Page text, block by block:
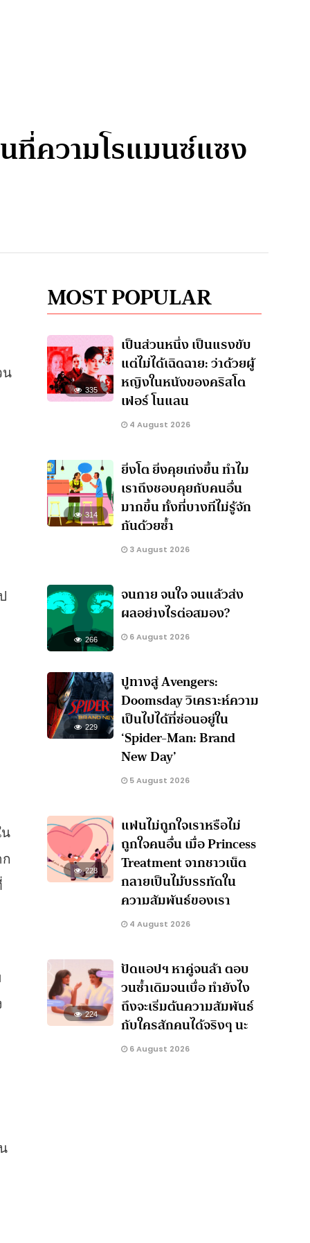
ที่ความโรแมนซ์แซง
น
น
MOST POPULAR
335
เป็นส่วนหนึ่ง เป็นแรงขับ
แต่ไม่ได้เฉิดฉาย: ว่าด้วยผู้
หญิงในหนังของคริสโต
เฟอร์ โนแลน
4 August 2026
314
ยิ่งโต ยิ่งคุยเก่งขึ้น ทำไม
เราถึงชอบคุยกับคนอื่น
มากขึ้น ทั้งที่บางทีไม่รู้จัก
กันด้วยซ้ำ
3 August 2026
266
จนกาย จนใจ จนแล้วส่ง
ผลอย่างไรต่อสมอง?
6 August 2026
229
ปูทางสู่ Avengers:
Doomsday วิเคราะห์ความ
เป็นไปได้ที่ซ่อนอยู่ใน
‘Spider-Man: Brand
New Day’
5 August 2026
228
แฟนไม่ถูกใจเราหรือไม่
ถูกใจคนอื่น เมื่อ Princess
Treatment จากชาวเน็ต
กลายเป็นไม้บรรทัดใน
ความสัมพันธ์ของเรา
4 August 2026
224
ปัดแอปฯ หาคู่จนล้า ตอบ
วนซ้ำเดิมจนเบื่อ ทำยังไง
ถึงจะเริ่มต้นความสัมพันธ์
กับใครสักคนได้จริงๆ นะ
6 August 2026